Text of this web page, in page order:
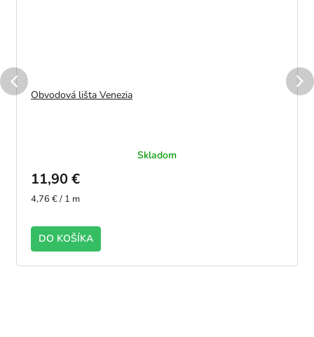
Obvodová lišta Venezia
Skladom
11,90 €
Jednotková
4,76 € / 1 m
DO KOŠÍKA